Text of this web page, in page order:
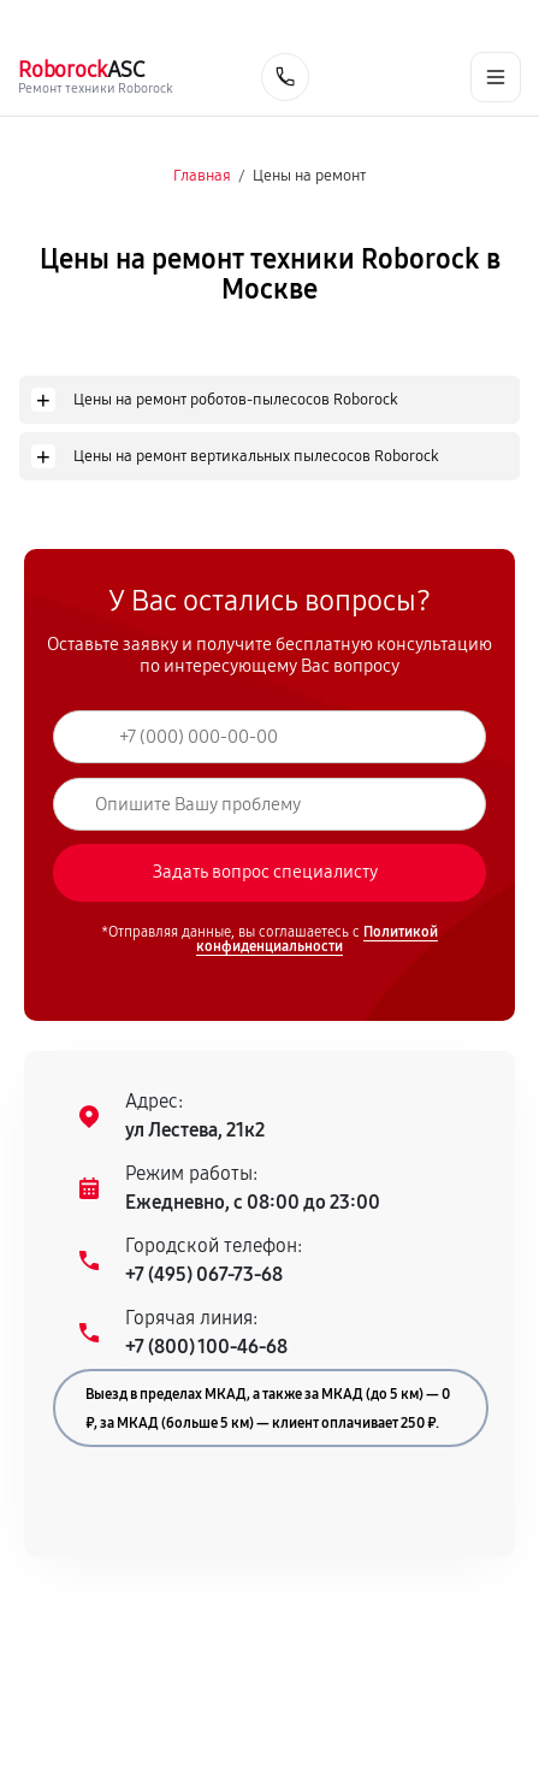
RoborockASC
Ремонт техники Roborock
Главная / Цены на ремонт
Цены на ремонт техники Roborock в
Москве
+ Цены на ремонт роботов-пылесосов Roborock
+ Цены на ремонт вертикальных пылесосов Roborock
У Вас остались вопросы?
Оставьте заявку и получите бесплатную консультацию
по интересующему Вас вопросу
*Отправляя данные, вы соглашаетесь с Политикой
конфиденциальности
Адрес:
ул Лестева, 21к2
Режим работы:
Ежедневно, с 08:00 до 23:00
Городской телефон:
+7 (495) 067-73-68
Горячая линия:
+7 (800) 100-46-68
Выезд в пределах МКАД, а также за МКАД (до 5 км) — 0
₽, за МКАД (больше 5 км) — клиент оплачивает 250 ₽.